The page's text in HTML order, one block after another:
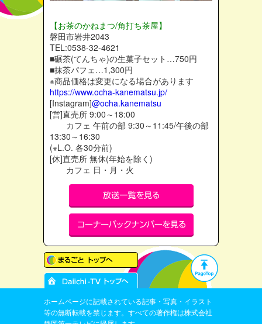
【お茶のかねまつ/角打ち茶屋】
磐田市岩井2043
TEL:0538-32-4621
■碾茶(てんちゃ)の生菓子セット…750円
■抹茶パフェ…1,300円
※商品価格は変更になる場合があります
https://www.ocha-kanematsu.jp/
[Instagram]@ocha.kanematsu
[営]直売所 9:00～18:00
カフェ 午前の部 9:30～11:45/午後の部
13:30～16:30
(※L.O. 各30分前)
[休]直売所 無休(年始を除く)
カフェ 日・月・火
ホームページに記載されている記事・写真・イラスト
等の無断転載を禁じます。すべての著作権は株式会社